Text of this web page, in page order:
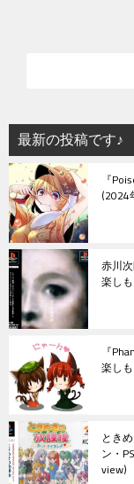
最新の投稿です♪
『
2024
赤川
楽し
『
楽し
とき
ン・
view